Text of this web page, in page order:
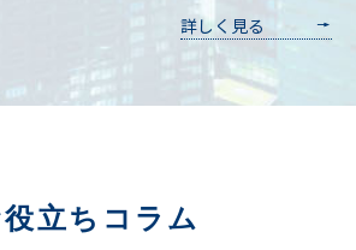
わ
た
み
を
詳しく見る
役立ちコラム